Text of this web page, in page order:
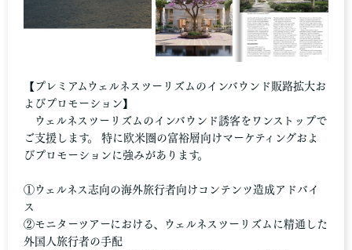
【プレミアムウェルネスツーリズムのインバウンド販路拡大お
よびプロモーション】
ウェルネスツーリズムのインバウンド誘客をワンストップで
ご支援します。 特に欧米圏の富裕層向けマーケティングおよ
びプロモーションに強みがあります。
①ウェルネス志向の海外旅行者向けコンテンツ造成アドバイ
ス
②モニターツアーにおける、ウェルネスツーリズムに精通した
外国人旅行者の手配